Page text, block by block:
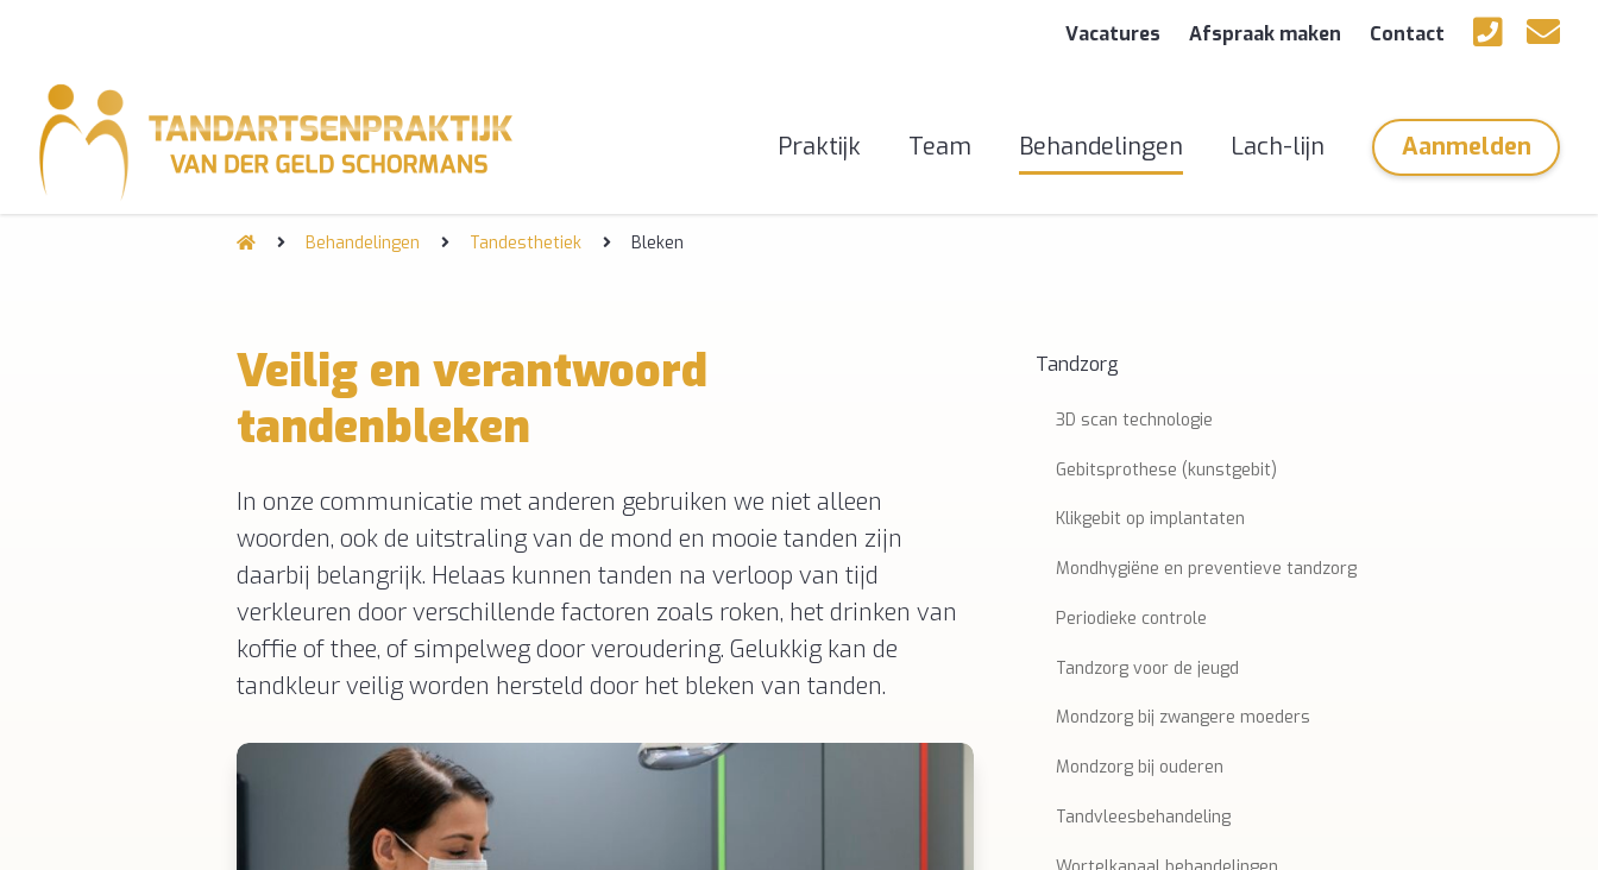
Vacatures Afspraak maken Contact
Praktijk Team Behandelingen Lach-lijn Aanmelden
Behandelingen Tandesthetiek Bleken
Veilig en verantwoord
tandenbleken
In onze communicatie met anderen gebruiken we niet alleen
woorden, ook de uitstraling van de mond en mooie tanden zijn
daarbij belangrijk. Helaas kunnen tanden na verloop van tijd
verkleuren door verschillende factoren zoals roken, het drinken van
koffie of thee, of simpelweg door veroudering. Gelukkig kan de
tandkleur veilig worden hersteld door het bleken van tanden.
Tandzorg
3D scan technologie
Gebitsprothese (kunstgebit)
Klikgebit op implantaten
Mondhygiëne en preventieve tandzorg
Periodieke controle
Tandzorg voor de jeugd
Mondzorg bij zwangere moeders
Mondzorg bij ouderen
Tandvleesbehandeling